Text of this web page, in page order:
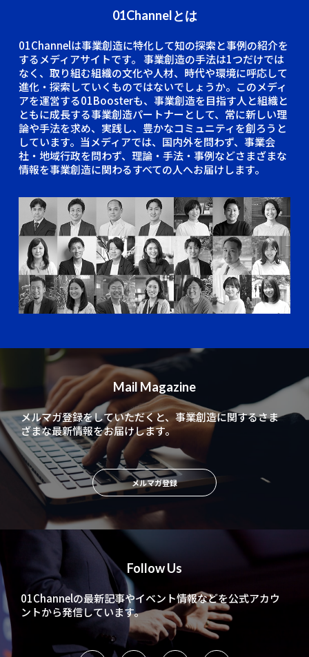
01Channelとは
01Channelは事業創造に特化して知の探索と事例の紹介を
するメディアサイトです。 事業創造の手法は1つだけでは
なく、取り組む組織の文化や人材、時代や環境に呼応して
進化・探索していくものではないでしょうか。このメディ
アを運営する01Boosterも、事業創造を目指す人と組織と
ともに成長する事業創造パートナーとして、常に新しい理
論や手法を求め、実践し、豊かなコミュニティを創ろうと
しています。当メディアでは、国内外を問わず、事業会
社・地域行政を問わず、理論・手法・事例などさまざまな
情報を事業創造に関わるすべての人へお届けします。
Follow Us
01Channelの最新記事やイベント情報などを公式アカウ
ントから発信しています。
Mail Magazine
メルマガ登録をしていただくと、事業創造に関するさま
ざまな最新情報をお届けします。
メルマガ登録